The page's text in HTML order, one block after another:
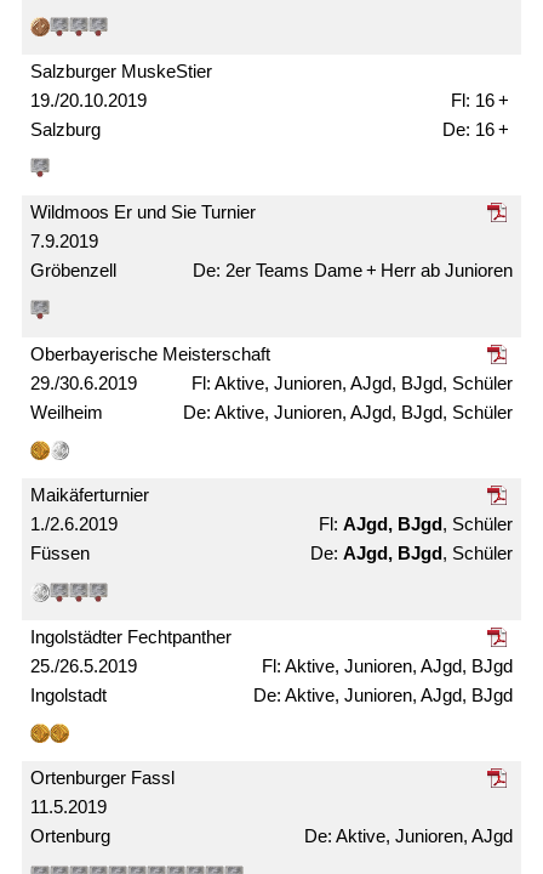
19./20.10.2019
Salzburger MuskeStier
Salzburg
16 +
16 +
7.9.2019
Wildmoos Er und Sie Turnier
Gröbenzell 2er Teams Dame + Herr ab Junioren
29./30.6.2019
Ober­bayerische Meister­schaft
Weilheim
Aktive, Junioren, AJgd, BJgd, Schüler
Aktive, Junioren, AJgd, BJgd, Schüler
1./2.6.2019
Maikäfer­turnier
Füssen
AJgd, BJgd, Schüler
AJgd, BJgd, Schüler
25./26.5.2019
Ingolstädter Fechtpanther
Ingolstadt
Aktive, Junioren, AJgd, BJgd
Aktive, Junioren, AJgd, BJgd
11.5.2019
Ortenburger Fassl
Ortenburg Aktive, Junioren, AJgd